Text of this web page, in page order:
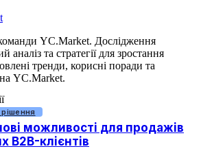
команди YC.Market. Дослідження
аналіз та стратегії для зростання
тренди, корисні поради та
на YC.Market.
можливості для продажів
B2B-клієнтів